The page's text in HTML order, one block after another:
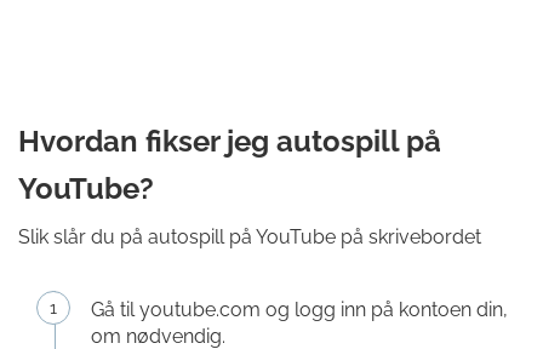
Hvordan fikser jeg autospill på
YouTube?
Slik slår du på autospill på YouTube på skrivebordet
Gå til youtube.com og logg inn på kontoen din,
om nødvendig.